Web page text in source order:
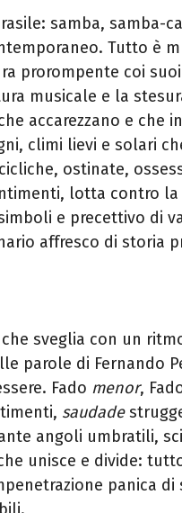
samba, samba-
Tutto è
prorompente coi
musicale e la
accarezzano e che
climi lievi e solari
ostinate,
lotta contro
e precettivo di
affresco di storia
sveglia con un
parole di Fernando
Fado menor,
saudade
angoli umbratili,
unisce e divide:
panica